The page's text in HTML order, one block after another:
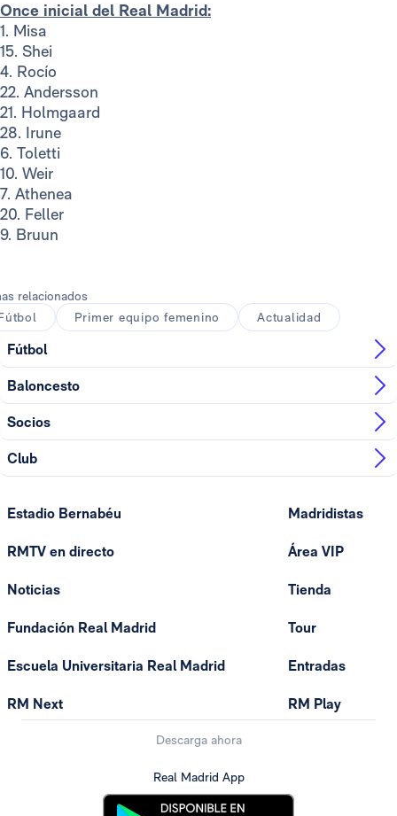
Once inicial del Real Madrid:
1. Misa
15. Shei
4. Rocío
22. Andersson
21. Holmgaard
28. Irune
6. Toletti
10. Weir
7. Athenea
20. Feller
9. Bruun
relacionados
Primer equipo femenino Actualidad
Fútbol
Baloncesto
Socios
Club
Estadio Bernabéu
RMTV en directo
Noticias
Fundación Real Madrid
Escuela Universitaria Real Madrid
RM Next
Madridistas
Área VIP
Tienda
Tour
Entradas
RM Play
Descarga ahora
Real Madrid App